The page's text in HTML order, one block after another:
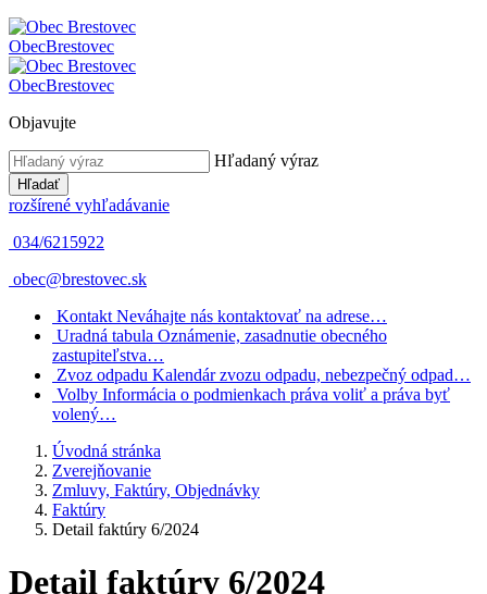
ObecBrestovec
ObecBrestovec
Objavujte
Hľadaný výraz
Hľadať
rozšírené vyhľadávanie
034/6215922
obec@brestovec.sk
Kontakt Neváhajte nás kontaktovať na adrese…
Uradná tabula Oznámenie, zasadnutie obecného
zastupiteľstva…
Zvoz odpadu Kalendár zvozu odpadu, nebezpečný odpad…
Volby Informácia o podmienkach práva voliť a práva byť
volený…
Úvodná stránka
Zverejňovanie
Zmluvy, Faktúry, Objednávky
Faktúry
Detail faktúry 6/2024
Detail faktúry 6/2024